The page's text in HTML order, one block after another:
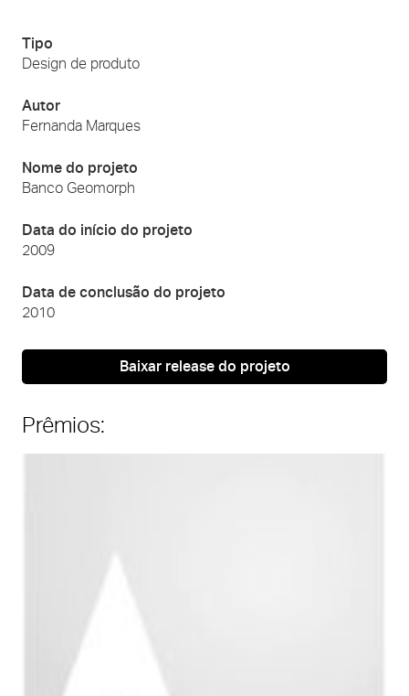
Tipo
Design de produto
Autor
Fernanda Marques
Nome do projeto
Banco Geomorph
Data do início do projeto
2009
Data de conclusão do projeto
2010
Baixar release do projeto
Prêmios: